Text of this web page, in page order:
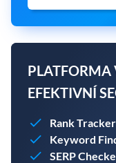
PLATFORMA
EFEKTIVNÍ
Rank Tracker
Keyword
SERP